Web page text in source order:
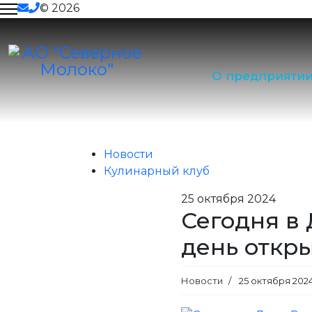
© 2026
О предприятии
Тендеры
Вакансии
Контакты
Новости
Пресс-центр Новости
Новости
Кулинарный клуб
25 октября 2024
Сегодня в
день
Новости 25 октября